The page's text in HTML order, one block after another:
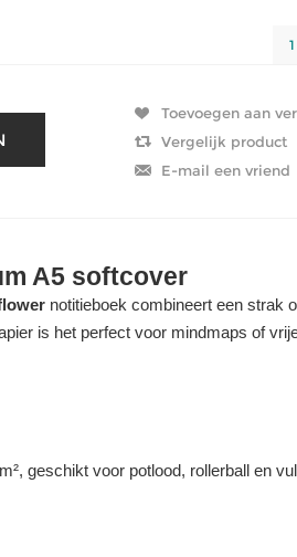
A5 softcover
notitieboek combineert een strak
is het perfect voor mindmaps of
geschikt voor potlood, rollerball en